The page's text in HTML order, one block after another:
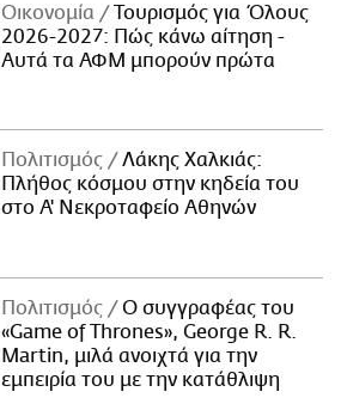
Οικονομία
Τουρισμός για Όλους
2026-2027: Πώς κάνω αίτηση -
Αυτά τα ΑΦΜ μπορούν πρώτα
Πολιτισμός
Λάκης Χαλκιάς:
Πλήθος κόσμου στην κηδεία του
στο Α' Νεκροταφείο Αθηνών
Πολιτισμός
Ο συγγραφέας του
«Game of Thrones», George R. R.
Martin, μιλά ανοιχτά για την
εμπειρία του με την κατάθλιψη